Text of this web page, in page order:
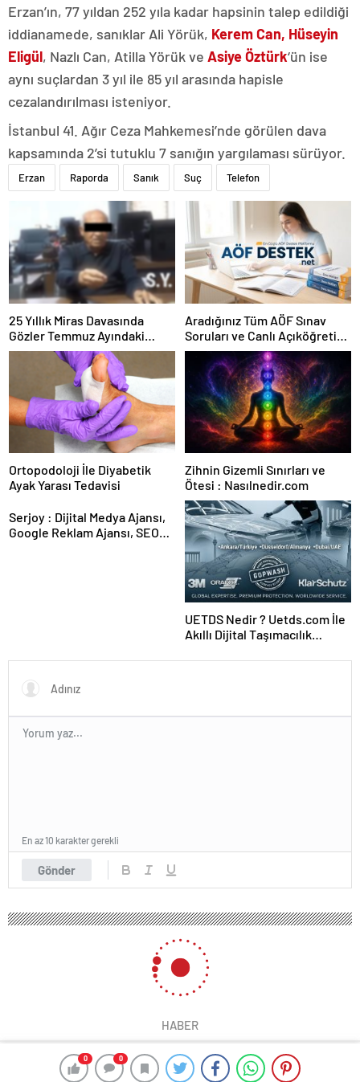
0 0
Erzan’ın, 77 yıldan 252 yıla kadar hapsinin talep edildiği
iddianamede, sanıklar Ali Yörük, Kerem Can, Hüseyin
Eligül, Nazlı Can, Atilla Yörük ve Asiye Öztürk‘ün ise
aynı suçlardan 3 yıl ile 85 yıl arasında hapisle
cezalandırılması isteniyor.
İstanbul 41. Ağır Ceza Mahkemesi’nde görülen dava
kapsamında 2’si tutuklu 7 sanığın yargılaması sürüyor.
Erzan Raporda Sanık Suç Telefon
25 Yıllık Miras Davasında
Gözler Temmuz Ayındaki
Karar Duruşmasına Çevrildi
Aradığınız Tüm AÖF Sınav
Soruları ve Canlı Açıköğretim
Forumu Burada
Ortopodoloji İle Diyabetik
Ayak Yarası Tedavisi
Zihnin Gizemli Sınırları ve
Ötesi : Nasılnedir.com
Serjoy : Dijital Medya Ajansı,
Google Reklam Ajansı, SEO
UETDS Nedir ? Uetds.com İle
Akıllı Dijital Taşımacılık
Gönder
En az 10 karakter gerekli
HABER